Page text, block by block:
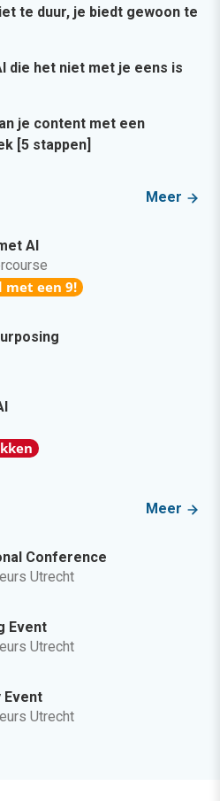
te duur, je biedt gewoon te
die het niet met je eens is
je content met een
[5 stappen]
Meer
AI
met een 9!
Meer
Conference
Utrecht
Event
Utrecht
Event
Utrecht